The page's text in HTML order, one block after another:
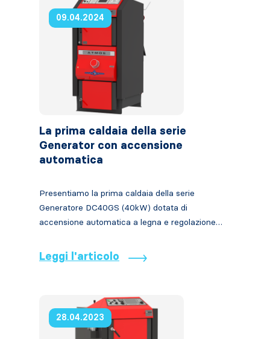
09.04.2024
La prima caldaia della serie
Generator con accensione
automatica
Presentiamo la prima caldaia della serie
Generatore DC40GS (40kW) dotata di
accensione automatica a legna e regolazione…
Leggi l'articolo
28.04.2023